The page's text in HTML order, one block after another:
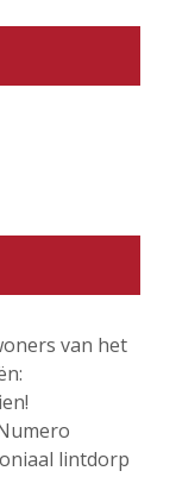
van het
lintdorp